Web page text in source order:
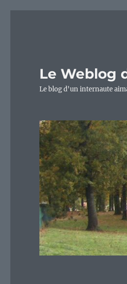
Le Weblog
Le blog d'un internaute